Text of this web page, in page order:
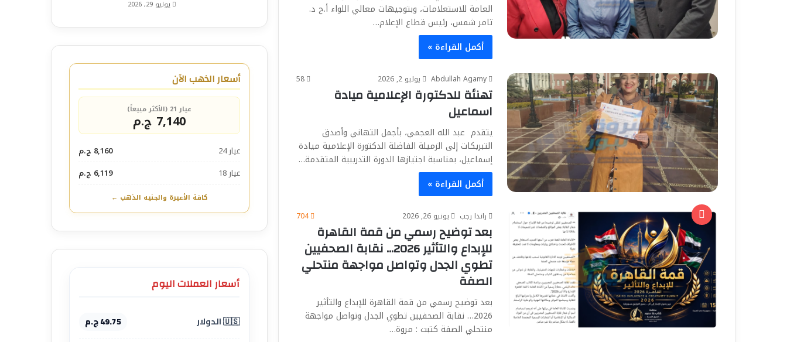
العامة للاستعلامات، وبتوجيهات معالي اللواء أ.ح د.
تامر شمس، رئيس قطاع الإعلام…
أكمل القراءة »
Abdullah Agamy يوليو 2, 2026 58
تهنئة للدكتورة الإعلامية ميادة
اسماعيل
يتقدم عبد الله العجمي، بأجمل التهاني وأصدق
التبريكات إلى الزميلة الفاضلة الدكتورة الإعلامية ميادة
إسماعيل، بمناسبة اجتيازها الدورة التدريبية المتقدمة…
أكمل القراءة »
راندا رجب يونيو 26, 2026 704
بعد توضيح رسمي من قمة القاهرة
للإبداع والتأثير 2026… نقابة الصحفيين
تطوي الجدل وتواصل مواجهة منتحلي
الصفة
بعد توضيح رسمي من قمة القاهرة للإبداع والتأثير
2026… نقابة الصحفيين تطوي الجدل وتواصل مواجهة
منتحلي الصفة كتبت : مروة…
يوليو 29, 2026
أسعار الذهب الآن
عيار 21 (الأكثر مبيعاً)
7,140 ج.م
عيار 24
8,160 ج.م
عيار 18
6,119 ج.م
كافة الأعيرة والجنيه الذهب ←
أسعار العملات اليوم
🇺🇸 الدولار 49.75 ج.م